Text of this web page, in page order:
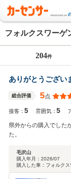
フォルクスワーゲ
204件
ありがとうござい
総合評価 5点
接客：5 雰囲気：5
県外からの購入でした
た。
毛沢山
購入年月： 2026/07
購入した車： フォルク